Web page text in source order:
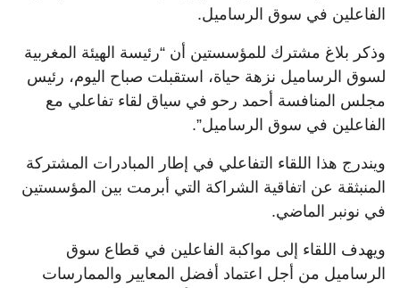
الفاعلين في سوق الرساميل.
وذكر بلاغ مشترك للمؤسستين أن “رئيسة الهيئة المغربية
لسوق الرساميل نزهة حياة، استقبلت صباح اليوم، رئيس
مجلس المنافسة أحمد رحو في سياق لقاء تفاعلي مع
الفاعلين في سوق الرساميل”.
ويندرج هذا اللقاء التفاعلي في إطار المبادرات المشتركة
المنبثقة عن اتفاقية الشراكة التي أبرمت بين المؤسستين
في نونبر الماضي.
ويهدف اللقاء إلى مواكبة الفاعلين في قطاع سوق
الرساميل من أجل اعتماد أفضل المعايير والممارسات